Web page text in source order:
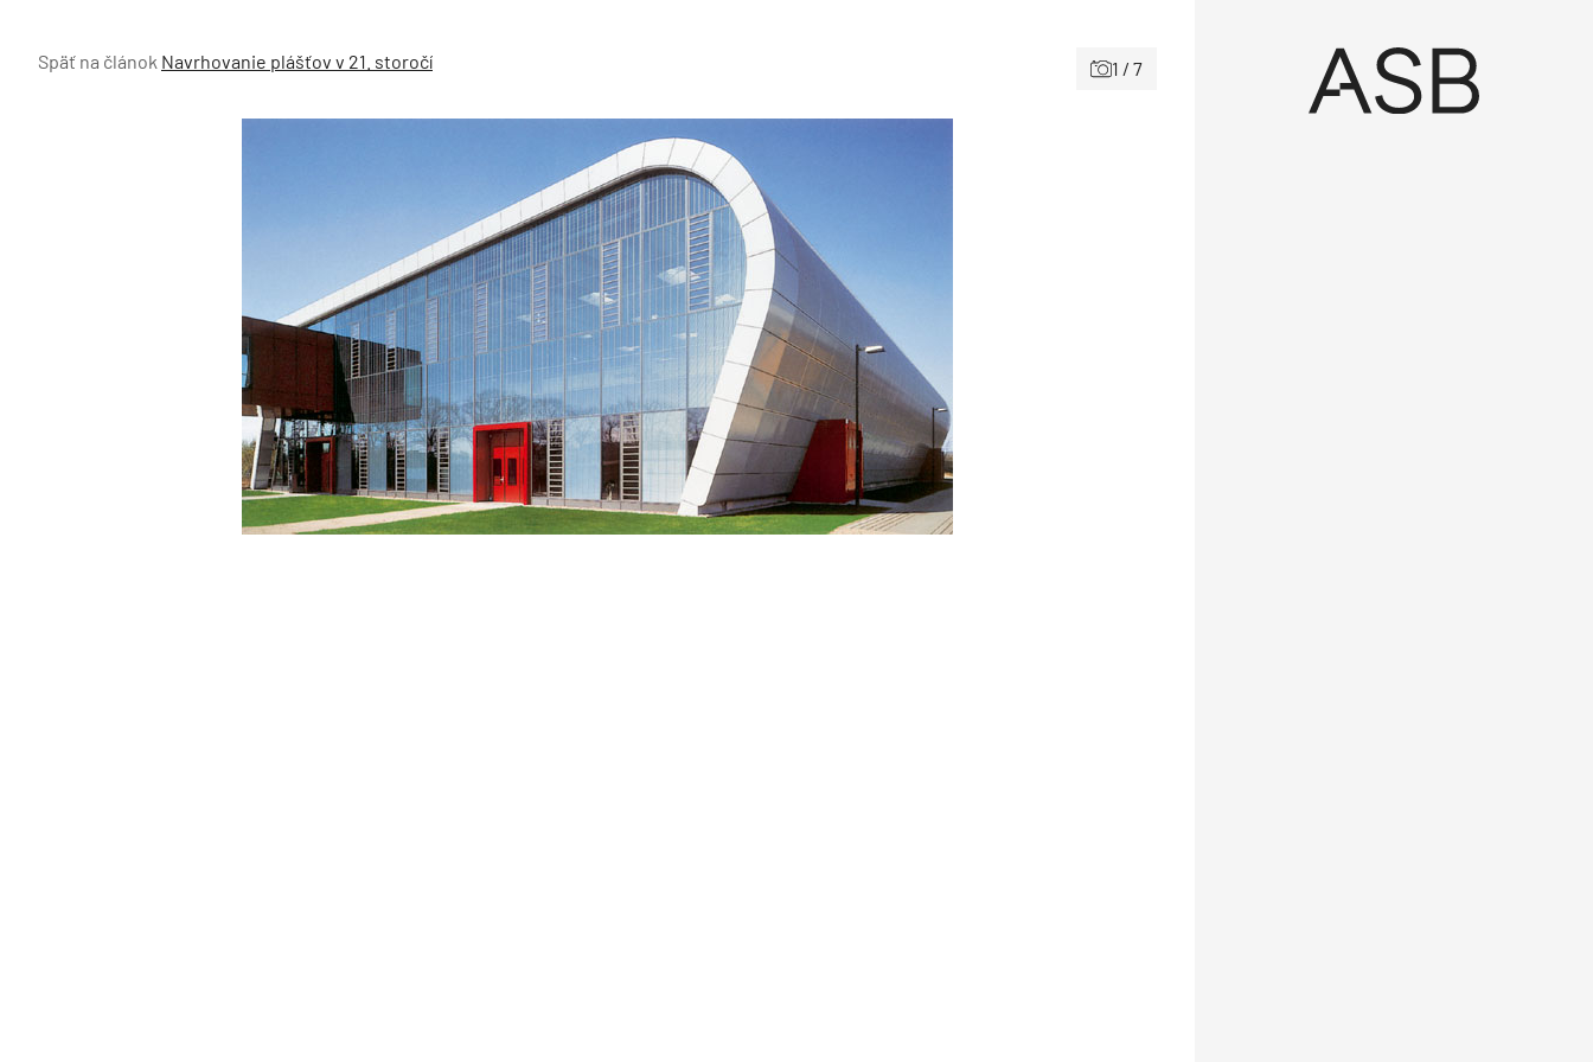
Späť na článok Navrhovanie plášťov v 21. storočí 1 / 7